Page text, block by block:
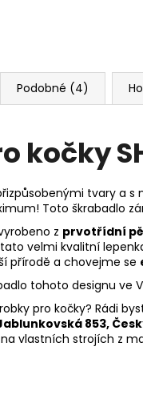
Podobné (4)
kočky
tvary a
Toto škrabadlo
z prvotřídní
velmi kvalitní
přírodě a chovejme se
tohoto designu ve
pro kočky? Rádi
853,
vlastních strojích z